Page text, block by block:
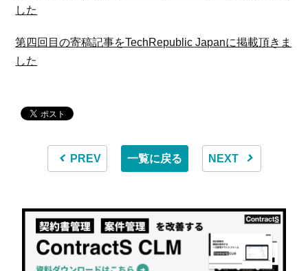
した
第四回目の寄稿記事をTechRepublic Japanに掲載頂きま
した
PREV 一覧に戻る NEXT